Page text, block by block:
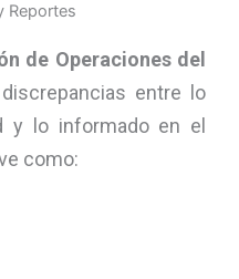
Reportes
de Operaciones del
entre lo
y lo informado en el
como: